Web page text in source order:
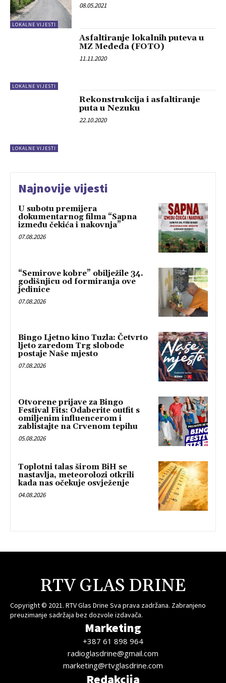
LOKALNE VIJESTI
08.05.2021
LOKALNE VIJESTI
Asfaltiranje lokalnih puteva u
MZ Međeđa (FOTO)
11.11.2020
LOKALNE VIJESTI
Rekonstrukcija i asfaltiranje
puta u Nezuku
22.10.2020
Najnovije vijesti
U subotu premijera
dokumentarnog filma “Sapna
između čekića i nakovnja”
07.08.2026
“Semirove kobre” obilježile 34.
godišnjicu od formiranja ove
jedinice
07.08.2026
Bingo Ljetno kino Tuzla: Četvrto
ljeto zaredom Trg slobode
postaje Naše mjesto
07.08.2026
Otvorene prijave za Bingo
Festival Fits: Odaberite outfit s
omiljenim influencerom i
zablistajte na Crvenom tepihu
05.08.2026
Toplotni talas širom BiH se
nastavlja, meteorolozi otkrili
kada nas očekuje osvježenje
04.08.2026
RTV GLAS DRINE
Copyright © 2021. RTV Glas Drine Sva prava zadržana. Zabranjeno
preuzimanje sadržaja bez dozvole izdavača.
Marketing
+387 61 898 964
radioglasdrine@gmail.com
marketing@rtvglasdrine.com
Redakcija